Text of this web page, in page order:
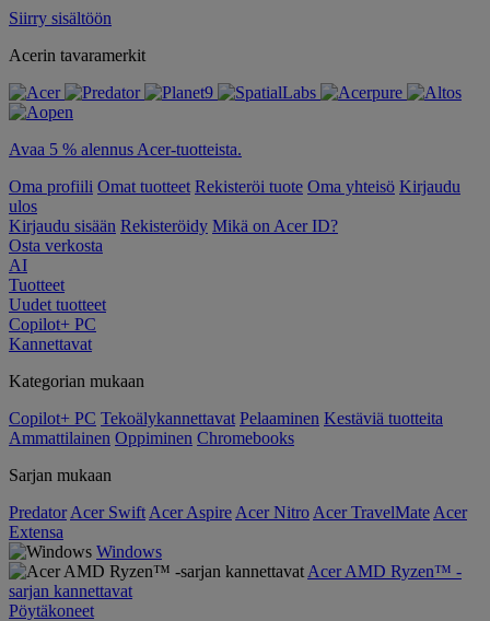
Siirry sisältöön
Acerin tavaramerkit
Avaa 5 % alennus Acer-tuotteista.
Oma profiili Omat tuotteet Rekisteröi tuote Oma yhteisö Kirjaudu
ulos
Kirjaudu sisään Rekisteröidy Mikä on Acer ID?
Osta verkosta
AI
Tuotteet
Uudet tuotteet
Copilot+ PC
Kannettavat
Kategorian mukaan
Copilot+ PC Tekoälykannettavat Pelaaminen Kestäviä tuotteita
Ammattilainen Oppiminen Chromebooks
Sarjan mukaan
Predator Acer Swift Acer Aspire Acer Nitro Acer TravelMate Acer
Extensa
Windows
Acer AMD Ryzen™ -
sarjan kannettavat
Pöytäkoneet